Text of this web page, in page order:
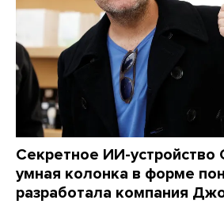
Секретное ИИ-устройство
умная колонка в форме
разработала компания